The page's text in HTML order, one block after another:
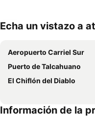
Echa un vistazo a
Aeropuerto Carriel Sur
Puerto de Talcahuano
El Chiflón del Diablo
Información de la